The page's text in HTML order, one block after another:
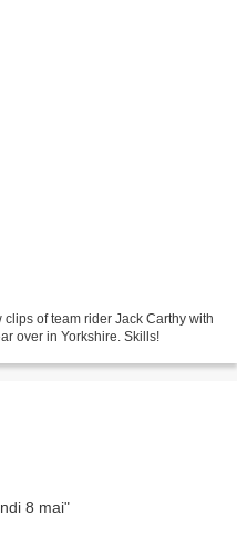
of team rider Jack Carthy with
over in Yorkshire. Skills!